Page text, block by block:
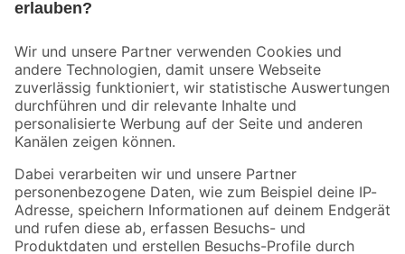
Der toom Newsletter: Keine Angebote und Aktionen mehr verpassen!
Zur Newsletter Anmeldung
Folge uns
Zahlungsarten Versandarten